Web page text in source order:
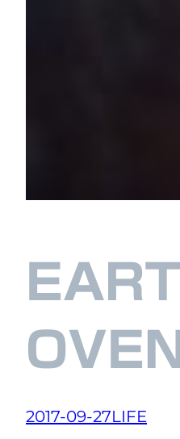
2017-09-27LIFE